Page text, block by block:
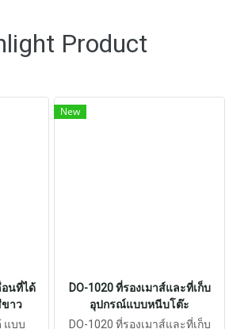
Product
อนที่ได้
ขาว
แบบ
New
DO-1020 ที่รองเมาส์และที่เก็บ
อุปกรณ์แบบหนีบโต๊ะ
DO-1020 ที่รองเมาส์และที่เก็บ